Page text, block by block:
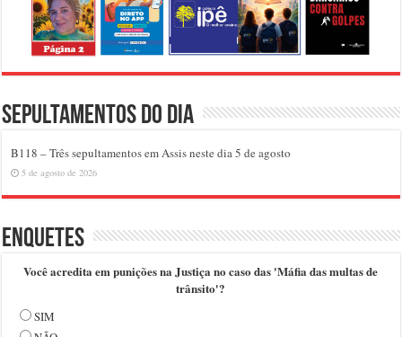
Sepultamentos do dia
B118 – Três sepultamentos em Assis neste dia 5 de agosto
5 de agosto de 2026
Enquetes
Você acredita em punições na Justiça no caso das 'Máfia das multas de
trânsito'?
SIM